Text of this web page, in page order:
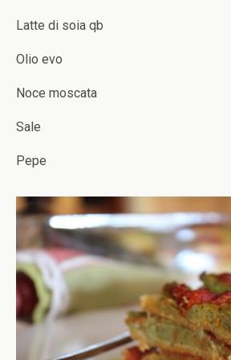
Latte di soia qb
Olio evo
Noce moscata
Sale
Pepe